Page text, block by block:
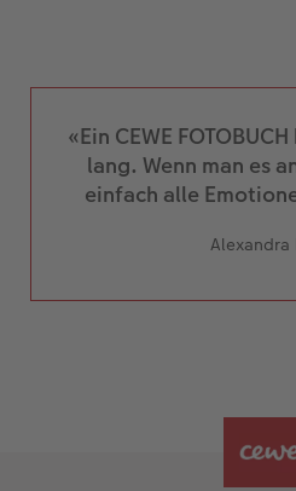
«Ein CEWE
lang. Wenn man es
einfach alle
Alexandra